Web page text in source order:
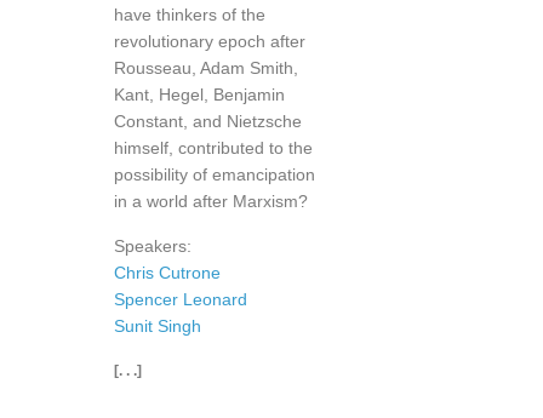
have thinkers of the
revolutionary epoch after
Rousseau, Adam Smith,
Kant, Hegel, Benjamin
Constant, and Nietzsche
himself, contributed to the
possibility of emancipation
in a world after Marxism?
Speakers:
Chris Cutrone
Spencer Leonard
Sunit Singh
[. . .]